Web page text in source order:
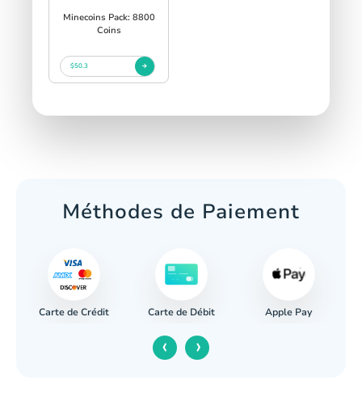
Minecoins Pack: 8800
Coins
$50.3
Méthodes de Paiement
Carte de Crédit Carte de Débit Apple Pay
‹ ›